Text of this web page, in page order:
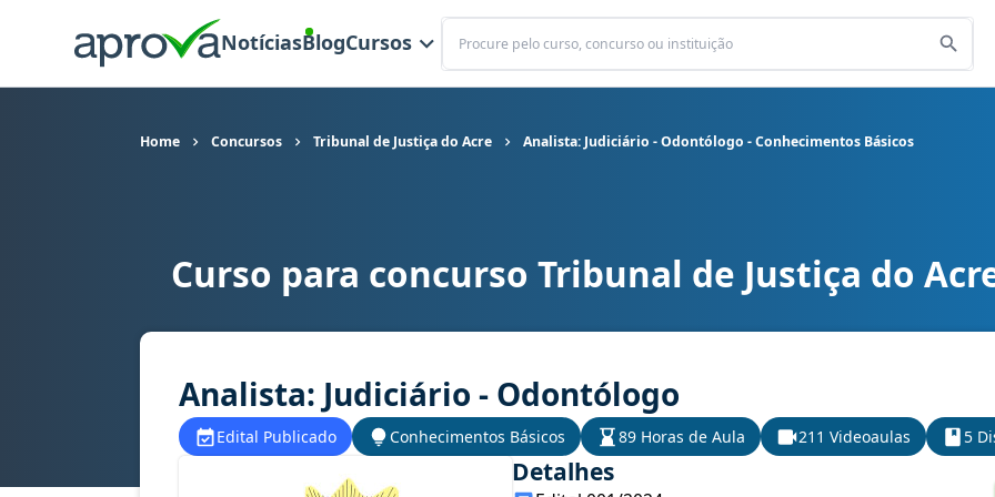
NotíciasBlogCursos
Buscar
Home Concursos Tribunal de Justiça do Acre Analista: Judiciário - Odontólogo - Conhecimentos Básicos
Curso para concurso TJ AC - Tribunal de Justiça do Acre cargo Analista: Judiciário - Odontólogo - Conhecimentos
Curso para concurso Tribunal de Justiça do
Analista: Judiciário - Odontólogo
Edital Publicado Conhecimentos Básicos 89 Horas de Aula 211 Videoaulas 5
Detalhes